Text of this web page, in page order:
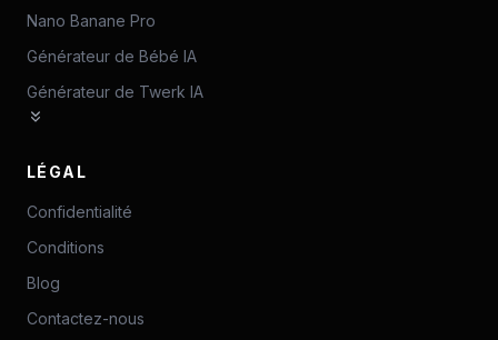
Nano Banane Pro
Générateur de Bébé IA
Générateur de Twerk IA
LÉGAL
Confidentialité
Conditions
Blog
Contactez-nous